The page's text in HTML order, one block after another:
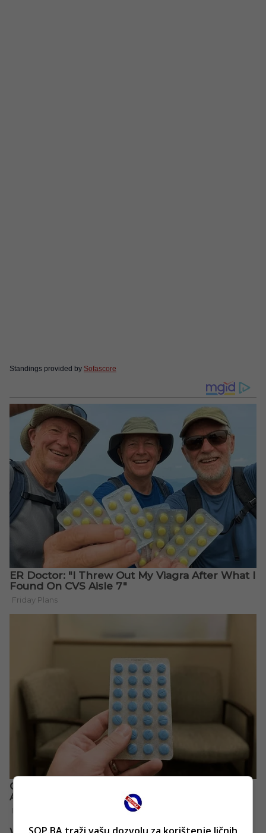
Standings provided by Sofascore
SOP.BA traži vašu dozvolu za korištenje ličnih